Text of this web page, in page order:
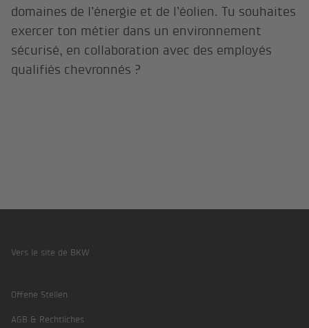
domaines de l’énergie et de l’éolien. Tu souhaites
exercer ton métier dans un environnement
sécurisé, en collaboration avec des employés
qualifiés chevronnés ?
Footer
Vers le site de BKW
Offene Stellen
AGB & Rechtliches